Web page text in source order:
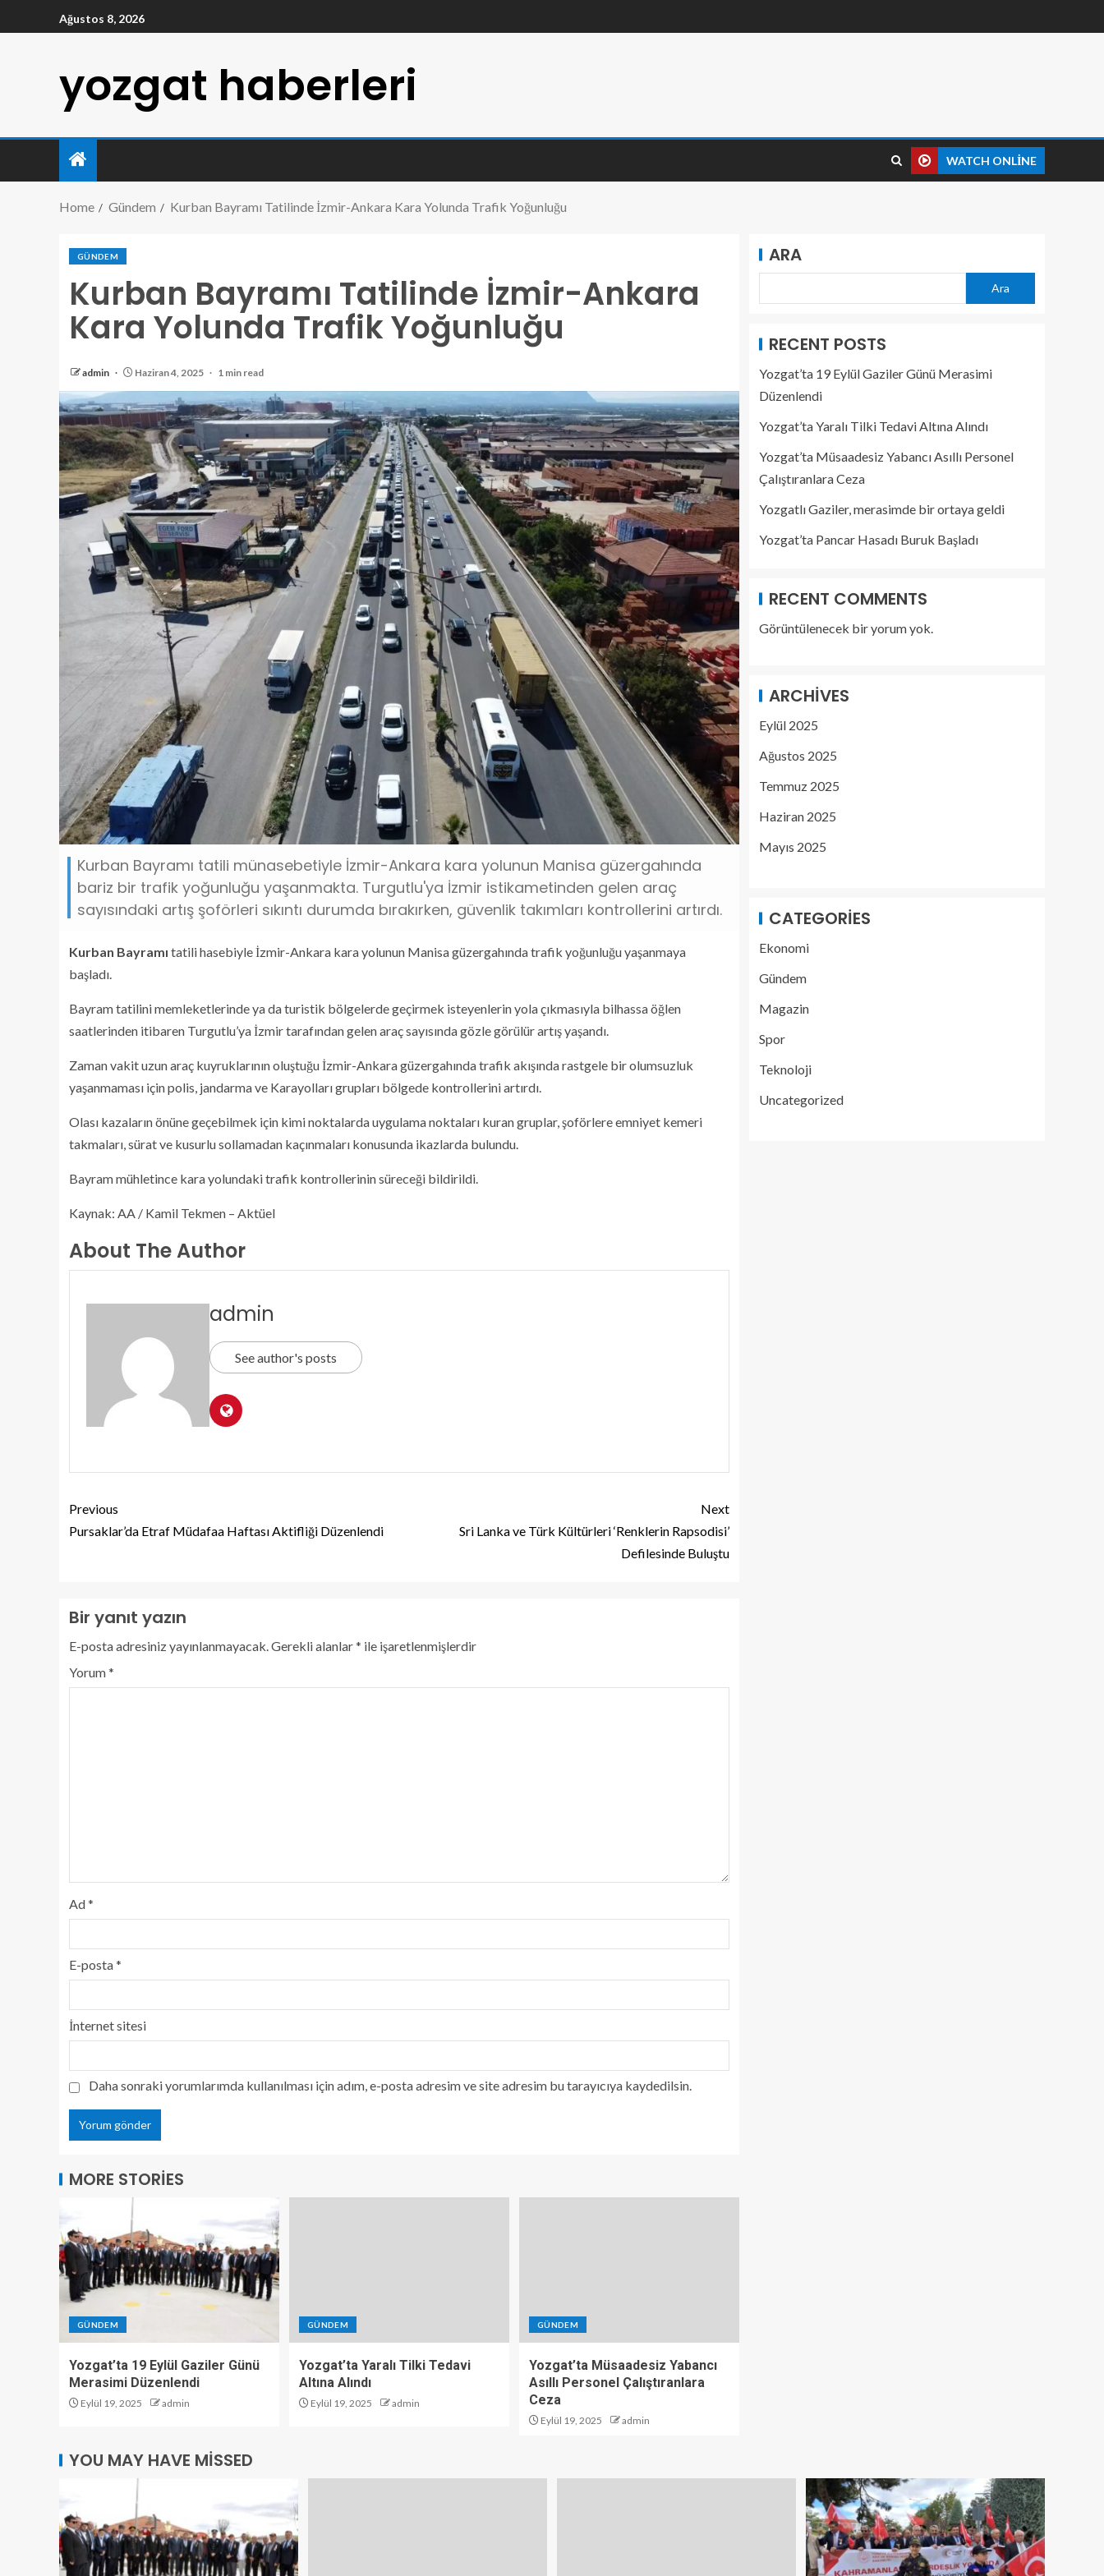
Ağustos 8, 2026
yozgat haberleri
WATCH ONLINE
Home Gündem Kurban Bayramı Tatilinde İzmir-Ankara Kara Yolunda Trafik Yoğunluğu
GÜNDEM
Kurban Bayramı Tatilinde İzmir-Ankara
Kara Yolunda Trafik Yoğunluğu
admin Haziran 4, 2025 1 min read
Kurban Bayramı tatili münasebetiyle İzmir-Ankara kara yolunun Manisa güzergahında
bariz bir trafik yoğunluğu yaşanmakta. Turgutlu'ya İzmir istikametinden gelen araç
sayısındaki artış şoförleri sıkıntı durumda bırakırken, güvenlik takımları kontrollerini artırdı.
Kurban Bayramı tatili hasebiyle İzmir-Ankara kara yolunun Manisa güzergahında trafik yoğunluğu yaşanmaya
başladı.
Bayram tatilini memleketlerinde ya da turistik bölgelerde geçirmek isteyenlerin yola çıkmasıyla bilhassa öğlen
saatlerinden itibaren Turgutlu’ya İzmir tarafından gelen araç sayısında gözle görülür artış yaşandı.
Zaman vakit uzun araç kuyruklarının oluştuğu İzmir-Ankara güzergahında trafik akışında rastgele bir olumsuzluk
yaşanmaması için polis, jandarma ve Karayolları grupları bölgede kontrollerini artırdı.
Olası kazaların önüne geçebilmek için kimi noktalarda uygulama noktaları kuran gruplar, şoförlere emniyet kemeri
takmaları, sürat ve kusurlu sollamadan kaçınmaları konusunda ikazlarda bulundu.
Bayram mühletince kara yolundaki trafik kontrollerinin süreceği bildirildi.
Kaynak: AA / Kamil Tekmen – Aktüel
About The Author
admin
See author's posts
Previous
Pursaklar’da Etraf Müdafaa Haftası Aktifliği Düzenlendi
Next
Sri Lanka ve Türk Kültürleri ‘Renklerin Rapsodisi’
Defilesinde Buluştu
Bir yanıt yazın
E-posta adresiniz yayınlanmayacak.Gerekli alanlar* ile işaretlenmişlerdir
Yorum*
Ad*
E-posta*
İnternet sitesi
Daha sonraki yorumlarımda kullanılması için adım, e-posta adresim ve site adresim bu tarayıcıya kaydedilsin.
MORE STORIES
GÜNDEM
Yozgat’ta 19 Eylül Gaziler Günü
Merasimi Düzenlendi
Eylül 19, 2025 admin
GÜNDEM
Yozgat’ta Yaralı Tilki Tedavi
Altına Alındı
Eylül 19, 2025 admin
GÜNDEM
Yozgat’ta Müsaadesiz Yabancı
Asıllı Personel Çalıştıranlara
Ceza
Eylül 19, 2025 admin
ARA
Ara
RECENT POSTS
Yozgat’ta 19 Eylül Gaziler Günü Merasimi
Düzenlendi
Yozgat’ta Yaralı Tilki Tedavi Altına Alındı
Yozgat’ta Müsaadesiz Yabancı Asıllı Personel
Çalıştıranlara Ceza
Yozgatlı Gaziler, merasimde bir ortaya geldi
Yozgat’ta Pancar Hasadı Buruk Başladı
RECENT COMMENTS
Görüntülenecek bir yorum yok.
ARCHIVES
Eylül 2025
Ağustos 2025
Temmuz 2025
Haziran 2025
Mayıs 2025
CATEGORIES
Ekonomi
Gündem
Magazin
Spor
Teknoloji
Uncategorized
YOU MAY HAVE MISSED